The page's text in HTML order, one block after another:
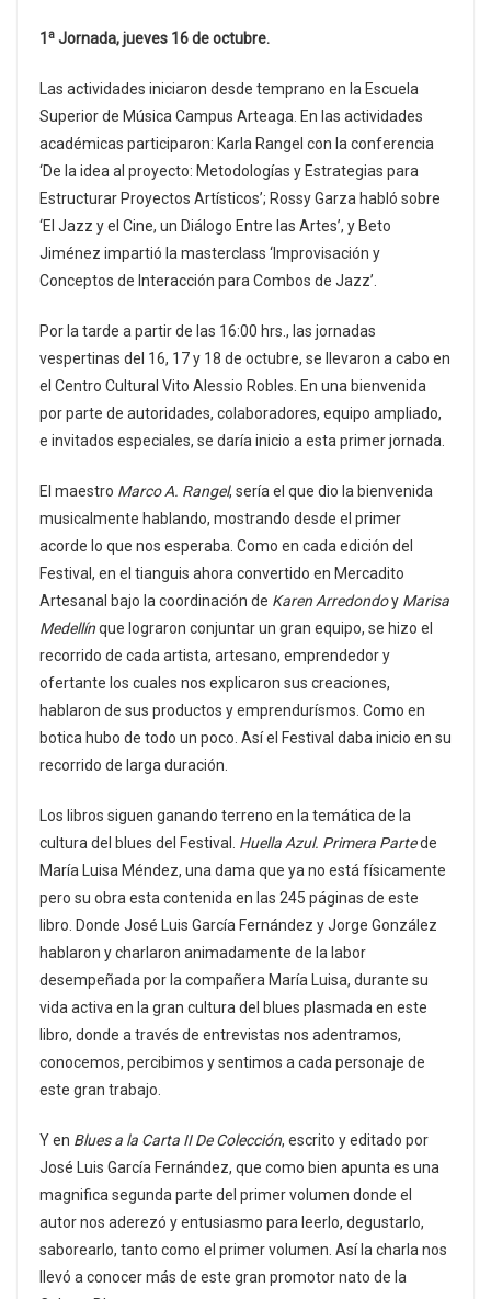
1 a Jornada, jueves 16 de octubre.
Las actividades iniciaron desde temprano en la Escuela
Superior de Música Campus Arteaga. En las actividades
académicas participaron: Karla Rangel con la conferencia
‘De la idea al proyecto: Metodologías y Estrategias para
Estructurar Proyectos Artísticos’; Rossy Garza habló sobre
‘El Jazz y el Cine, un Diálogo Entre las Artes’, y Beto
Jiménez impartió la masterclass ‘Improvisación y
Conceptos de Interacción para Combos de Jazz’.
Por la tarde a partir de las 16:00 hrs., las jornadas
vespertinas del 16, 17 y 18 de octubre, se llevaron a cabo en
el Centro Cultural Vito Alessio Robles. En una bienvenida
por parte de autoridades, colaboradores, equipo ampliado,
e invitados especiales, se daría inicio a esta primer jornada.
El maestro Marco A. Rangel, sería el que dio la bienvenida
musicalmente hablando, mostrando desde el primer
acorde lo que nos esperaba. Como en cada edición del
Festival, en el tianguis ahora convertido en Mercadito
Artesanal bajo la coordinación de Karen Arredondoy Marisa
Medellínque lograron conjuntar un gran equipo, se hizo el
recorrido de cada artista, artesano, emprendedor y
ofertante los cuales nos explicaron sus creaciones,
hablaron de sus productos y emprendurísmos. Como en
botica hubo de todo un poco. Así el Festival daba inicio en su
recorrido de larga duración.
Los libros siguen ganando terreno en la temática de la
cultura del blues del Festival. Huella Azul. Primera Partede
María Luisa Méndez, una dama que ya no está físicamente
pero su obra esta contenida en las 245 páginas de este
libro. Donde José Luis García Fernández y Jorge González
hablaron y charlaron animadamente de la labor
desempeñada por la compañera María Luisa, durante su
vida activa en la gran cultura del blues plasmada en este
libro, donde a través de entrevistas nos adentramos,
conocemos, percibimos y sentimos a cada personaje de
este gran trabajo.
Y en Blues a la Carta II De Colección, escrito y editado por
José Luis García Fernández, que como bien apunta es una
magnifica segunda parte del primer volumen donde el
autor nos aderezó y entusiasmo para leerlo, degustarlo,
saborearlo, tanto como el primer volumen. Así la charla nos
llevó a conocer más de este gran promotor nato de la